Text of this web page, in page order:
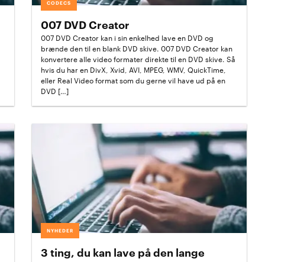
CODECS
007 DVD Creator
007 DVD Creator kan i sin enkelhed lave en DVD og
brænde den til en blank DVD skive. 007 DVD Creator kan
konvertere alle video formater direkte til en DVD skive. Så
hvis du har en DivX, Xvid, AVI, MPEG, WMV, QuickTime,
eller Real Video format som du gerne vil have ud på en
DVD […]
NYHEDER
3 ting, du kan lave på den lange